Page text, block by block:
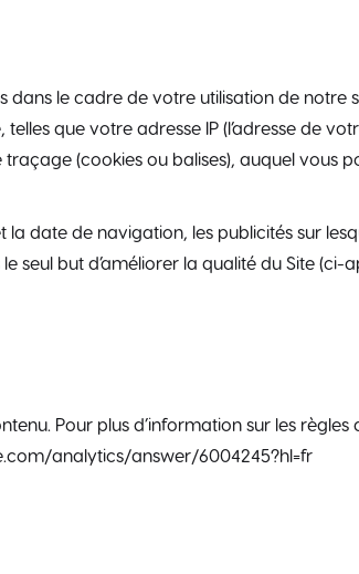
le cadre de votre utilisation de notre
que votre adresse IP (l’adresse de
(cookies ou balises), auquel vous
la date de navigation, les publicités sur
but d’améliorer la qualité du Site (ci-
Pour plus d’information sur les
analytics/answer/6004245?hl=fr